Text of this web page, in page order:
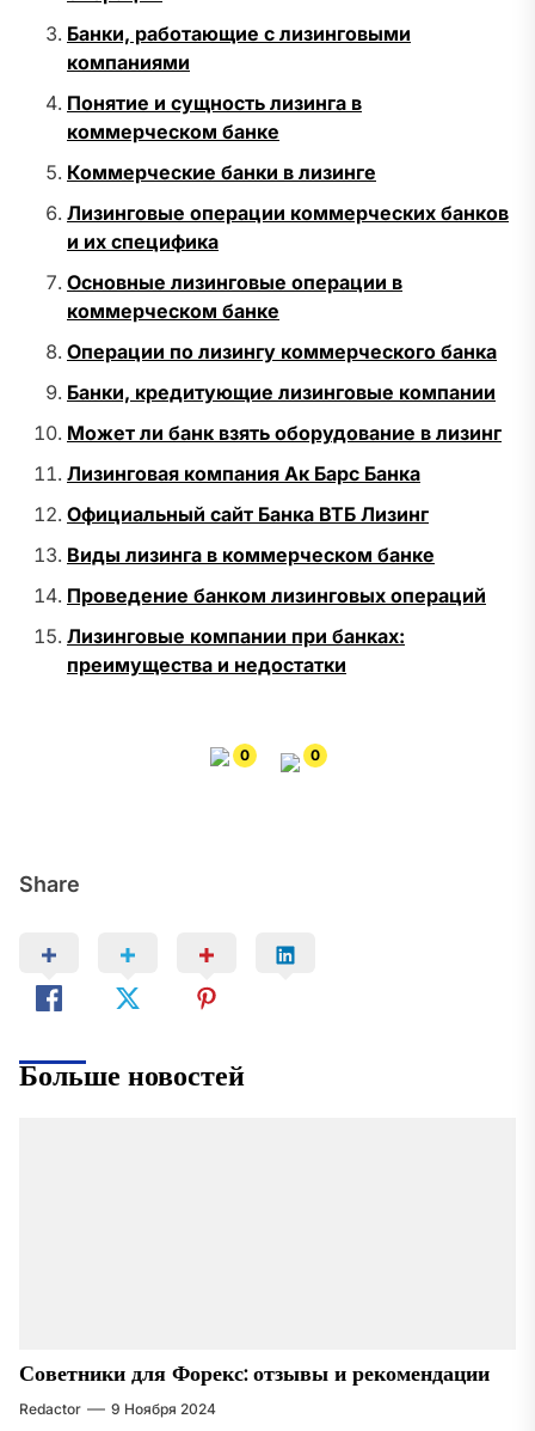
Share
Банки, работающие с лизинговыми
компаниями
Понятие и сущность лизинга в
коммерческом банке
Коммерческие банки в лизинге
Лизинговые операции коммерческих банков
и их специфика
Основные лизинговые операции в
коммерческом банке
Операции по лизингу коммерческого банка
Банки, кредитующие лизинговые компании
Может ли банк взять оборудование в лизинг
Лизинговая компания Ак Барс Банка
Официальный сайт Банка ВТБ Лизинг
Виды лизинга в коммерческом банке
Проведение банком лизинговых операций
Лизинговые компании при банках:
преимущества и недостатки
0 0
Больше новостей
Советники для Форекс: отзывы и рекомендации
Redactor 9 Ноября 2024